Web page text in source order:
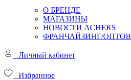
О БРЕНДЕ
МАГАЗИНЫ
НОВОСТИ ACHERS
ФРАНЧАЙЗИНГ/
Личный кабинет
Избранное